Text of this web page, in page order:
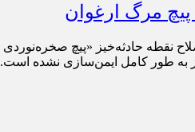
به طور کامل ایمن‌سازی نشده است.